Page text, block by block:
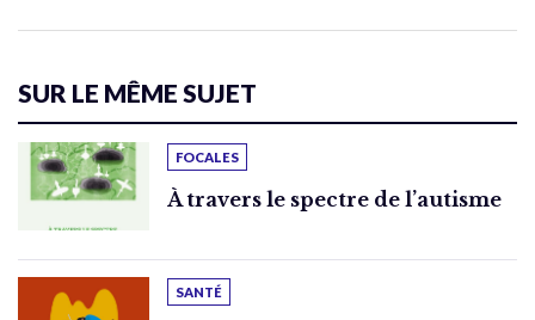
SUR LE MÊME SUJET
FOCALES
À travers le spectre de l’autisme
SANTÉ